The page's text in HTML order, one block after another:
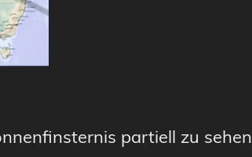
partiell zu sehen